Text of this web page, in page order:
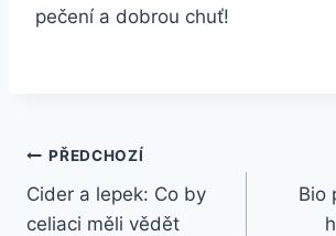
pečení a dobrou chuť!
Navigace
pro
PŘEDCHOZÍ
Cider a lepek: Co by
celiaci měli vědět
Bio